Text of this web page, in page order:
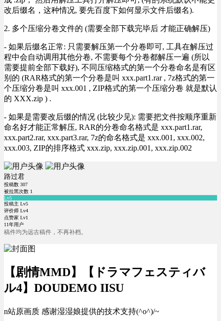
改后缀名，这种情况, 要先百度下如何显示文件后缀名).
2. 多个压缩分卷文件的 (需要全部下载完毕后 才能正确解压)
- 如果后缀名正常: 只需要解压第一个分卷即可, 工具在解压过
程中会自动调用其他分卷, 不需要每个分卷都解压一遍 (所以
需要提前全部下载好), 不同压缩格式的第一个分卷命名是有区
别的 (RAR格式的第一个分卷是叫 xxx.part1.rar , 7z格式的第一
个压缩分卷是叫 xxx.001 , ZIP格式的第一个压缩分卷 就是默认
的 XXX.zip ) .
- 如果是需要改后缀的情况 (比较少见): 需要把文件按顺序重新
命名好才能正常解压, RAR的分卷命名格式是 xxx.part1.rar,
xxx.part2.rar, xxx.part3.rar, 7z的命名格式是 xxx.001, xxx.002,
xxx.003, ZIP的排序格式 xxx.zip, xxx.zip.001, xxx.zip.002
路过君
投稿数 307
被拉黑次数 1
Lv5
投稿主 Lv5
评价师 Lv4
点赞家 Lv1
11年用户
稿件均为远古稿件，不再补档。
【剧情MMD】【ドラマフェスティバ
ル4】DOUDEMO IISU
n站原画质 感谢湿湿娘提供的技术支持(^o^)/~